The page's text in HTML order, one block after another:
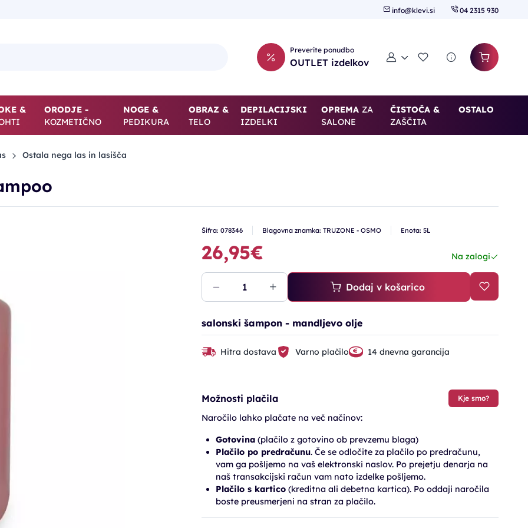
info@klevi.si 04 2315 930
Preverite ponudbo
OUTLET izdelkov Moj računSeznam želja
&
ORODJE -
KOZMETIČNO
NOGE &
PEDIKURA
OBRAZ &
TELO
DEPILACIJSKI
IZDELKI
OPREMAZA
SALONE
ČISTOČA &
ZAŠČITA
OSTALO
Ostala nega las in lasišča
Šifra: 078346 Blagovna znamka: TRUZONE - OSMO Enota: 5L
26,95€ Na zalogi
Dodaj v košarico
salonski šampon - mandljevo olje
Hitra dostava Varno plačilo 14 dnevna garancija
Možnosti plačila Kje smo?
Naročilo lahko plačate na več načinov:
Gotovina(plačilo z gotovino ob prevzemu blaga)
Plačilo po predračunu. Če se odločite za plačilo po predračunu,
vam ga pošljemo na vaš elektronski naslov. Po prejetju denarja na
naš transakcijski račun vam nato izdelke pošljemo.
Plačilo s kartico(kreditna ali debetna kartica). Po oddaji naročila
boste preusmerjeni na stran za plačilo.